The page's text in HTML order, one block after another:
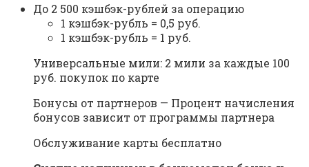
До 2 500 кэшбэк-рублей за операцию
1 кэшбэк-рубль = 0,5 руб.
1 кэшбэк-рубль = 1 руб.
Универсальные мили: 2 мили за каждые 100
руб. покупок по карте
Бонусы от партнеров — Процент начисления
бонусов зависит от программы партнера
Обслуживание карты бесплатно